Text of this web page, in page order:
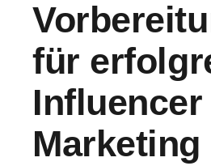
für
Influencer
Marketing